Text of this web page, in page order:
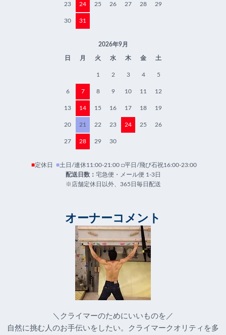
23 24 25 26 27 28 29
30 31
2026年9月
日 月 火 水 木 金 土
1 2 3 4 5
6 7 8 9 10 11 12
13 14 15 16 17 18 19
20 21 22 23 24 25 26
27 28 29 30
■定休日 ■土日/連休11:00-21:00 □平日/飛び石祝16:00-23:00
配送日数： 宅急便・メール便 1-3日
※店舗定休日以外、365日毎日配送
オーナーコメント
＼クライマーのためにいいものを／
自然に挑む人のお手伝いをしたい。クライマークオリティを多